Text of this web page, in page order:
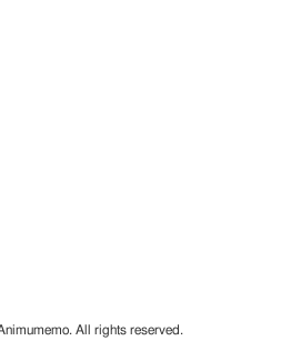
All rights reserved.